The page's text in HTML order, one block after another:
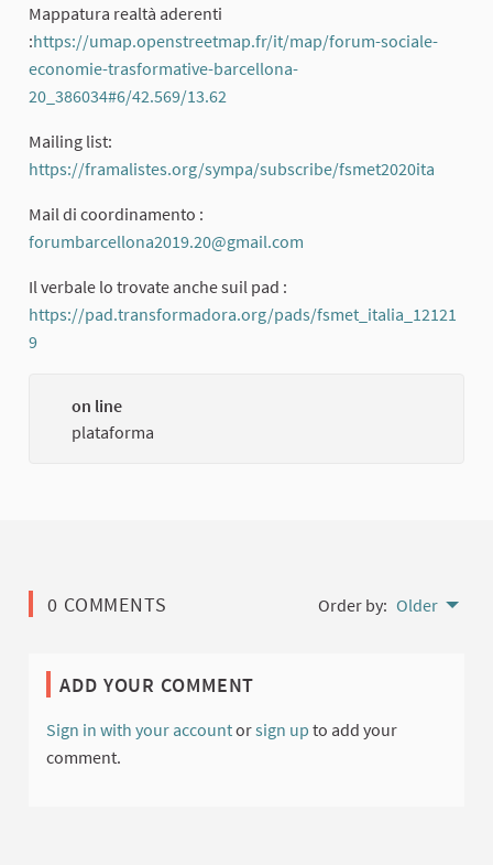
Mappatura realtà aderenti
:https://umap.openstreetmap.fr/it/map/forum-sociale-
economie-trasformative-barcellona-
20_386034#6/42.569/13.62
Mailing list:
https://framalistes.org/sympa/subscribe/fsmet2020ita
Mail di coordinamento :
forumbarcellona2019.20@gmail.com
Il verbale lo trovate anche suil pad :
https://pad.transformadora.org/pads/fsmet_italia_12121
9
on line
plataforma
0 COMMENTS Order by: Older
ADD YOUR COMMENT
Sign in with your accountorsign up to add your
comment.